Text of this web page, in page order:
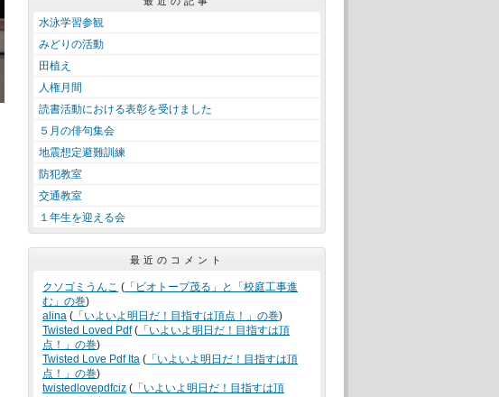
水泳学習参観
みどりの活動
田植え
人権月間
読書活動における表彰を受けました
５月の俳句集会
地震想定避難訓練
防犯教室
交通教室
１年生を迎える会
最近のコメント
クソゴミうんこ ( 「ビオトープ茂る」と「校庭工事進
む」の巻)
alina ( 「いよいよ明日だ！目指すは頂点！」の巻)
Twisted Loved Pdf( 「いよいよ明日だ！目指すは頂
点！」の巻)
Twisted Love Pdf Ita ( 「いよいよ明日だ！目指すは頂
点！」の巻)
twistedlovepdfciz ( 「いよいよ明日だ！目指すは頂